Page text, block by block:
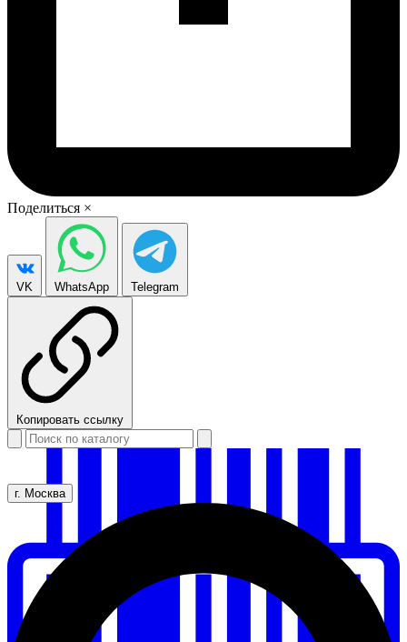
Поделиться ×
VK WhatsApp Telegram
Копировать ссылку